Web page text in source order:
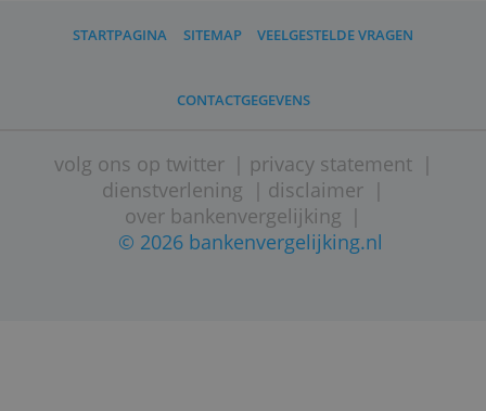
staan onder toezicht.
Trade Republic heeft naar eigen zeggen
onder beheer.